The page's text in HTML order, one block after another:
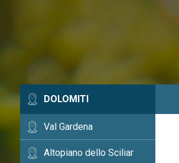
DOLOMITI
Val Gardena
Altopiano dello Sciliar